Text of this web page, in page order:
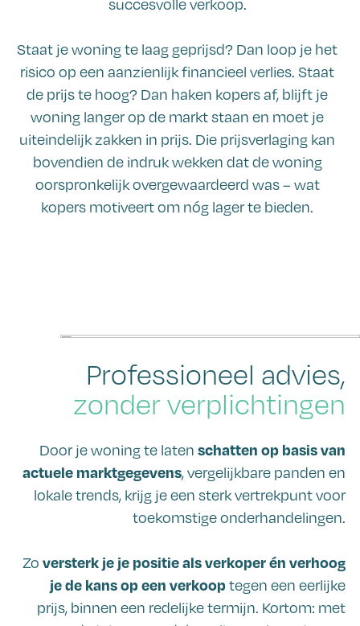
succesvolle verkoop.
Staat je woning te laag geprijsd? Dan loop je het
risico op een aanzienlijk financieel verlies. Staat
de prijs te hoog? Dan haken kopers af, blijft je
woning langer op de markt staan en moet je
uiteindelijk zakken in prijs. Die prijsverlaging kan
bovendien de indruk wekken dat de woning
oorspronkelijk overgewaardeerd was – wat
kopers motiveert om nóg lager te bieden.
Professioneel advies,
zonder verplichtingen
Door je woning te laten schatten op basis van
actuele marktgegevens, vergelijkbare panden en
lokale trends, krijg je een sterk vertrekpunt voor
toekomstige onderhandelingen.
Zo versterk je je positie als verkoper én verhoog
je de kans op een verkooptegen een eerlijke
prijs, binnen een redelijke termijn. Kortom: met